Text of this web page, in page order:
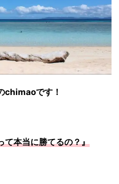
chimaoです！
て本当に勝てるの？』